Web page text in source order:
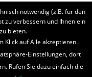
notwendig (z.B. für den
zu verbessern und Ihnen ein
bieten.
Klick auf Alle akzeptieren.
Einstellungen, dort
Rufen Sie dazu einfach die